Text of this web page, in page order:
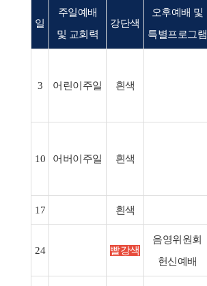
일
주일예배
및 교회력
강단색
오후예배 및
특별프로그램
3 어린이주일 흰색
10 어버이주일 흰색
17 흰색
24 빨강색
음영위원회
헌신예배